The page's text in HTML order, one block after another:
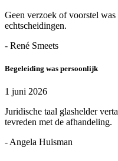
Geen verzoek of voorstel
echtscheidingen.
- René Smeets
Begeleiding was persoonlijk
1 juni 2026
Juridische taal glashelder
tevreden met de afhandeling.
- Angela Huisman